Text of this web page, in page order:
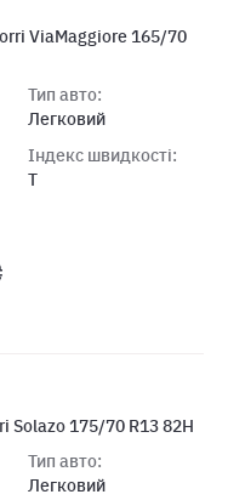
ViaMaggiore 165/70
Тип авто:
Легковий
Індекс швидкості:
T
Solazo 175/70 R13 82H
Тип авто:
Легковий